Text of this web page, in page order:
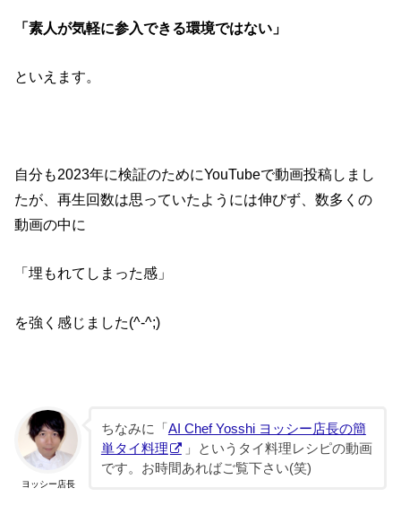
「素人が気軽に参入できる環境ではない」
といえます。
自分も2023年に検証のためにYouTubeで動画投稿しまし
たが、再生回数は思っていたようには伸びず、数多くの
動画の中に
「埋もれてしまった感」
を強く感じました(^-^;)
ヨッシー店長
ちなみに「 AI Chef Yosshi ヨッシー店長の簡
単タイ料理
」というタイ料理レシピの動画
です。お時間あればご覧下さい(笑)